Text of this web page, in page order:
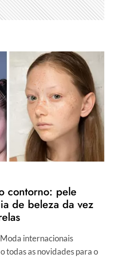
contorno: pele
de beleza da vez
internacionais
todas as novidades para o